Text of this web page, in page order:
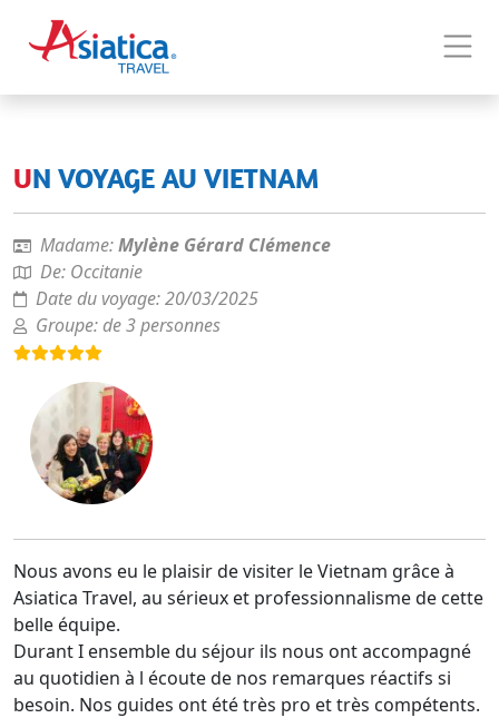
UN VOYAGE AU VIETNAM
Madame:Mylène Gérard Clémence
De: Occitanie
Date du voyage:20/03/2025
Groupe:de 3 personnes
Nous avons eu le plaisir de visiter le Vietnam grâce à
Asiatica Travel, au sérieux et professionnalisme de cette
belle équipe.
Durant I ensemble du séjour ils nous ont accompagné
au quotidien à l écoute de nos remarques réactifs si
besoin. Nos guides ont été très pro et très compétents.